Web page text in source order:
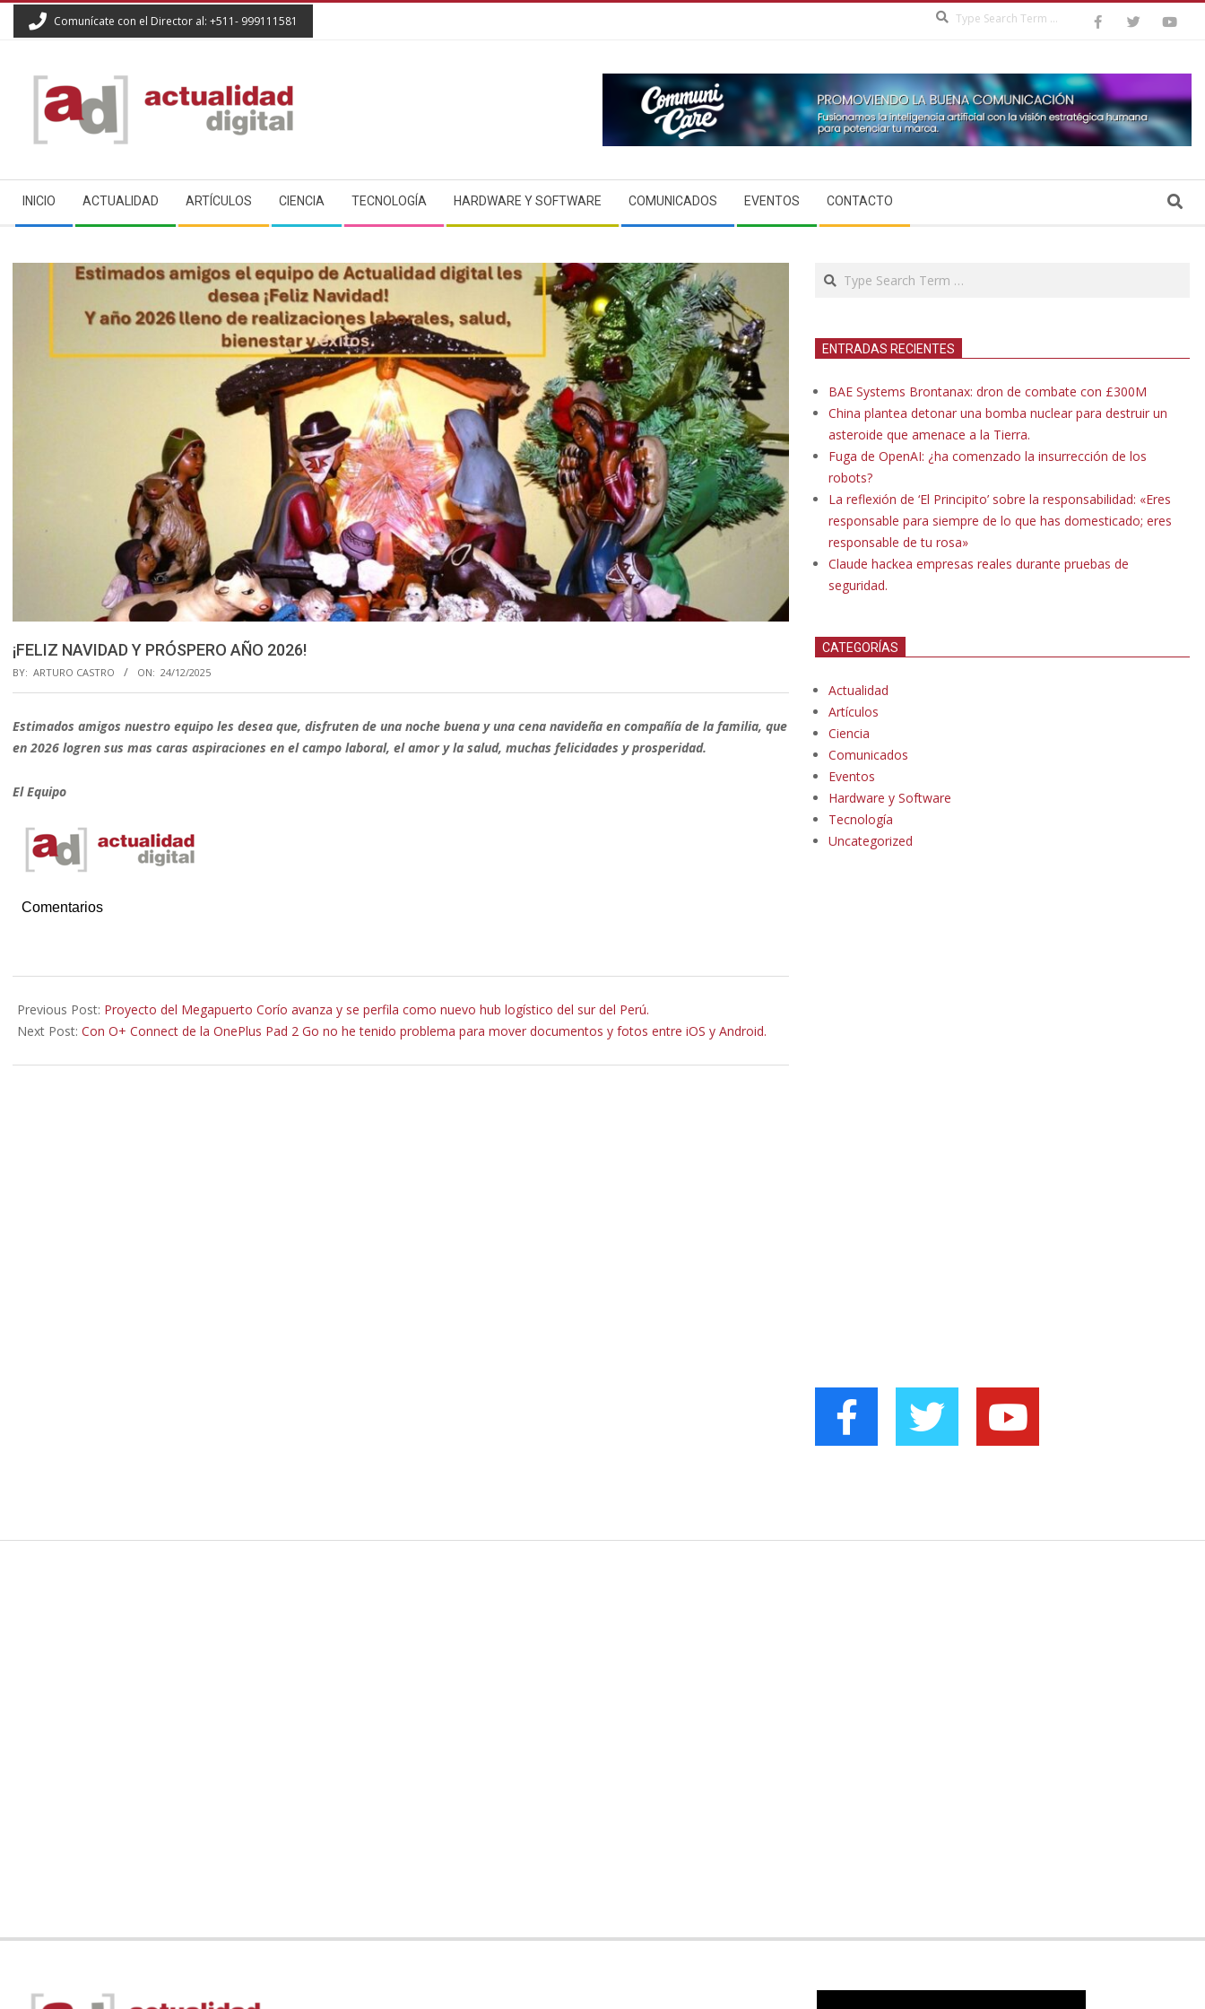
Comunícate con el Director al: +511- 999111581
ACTUALIDAD
DIGITAL
Navigation
Menu
INICIO ACTUALIDAD ARTÍCULOS CIENCIA TECNOLOGÍA HARDWARE Y SOFTWARE COMUNICADOS EVENTOS CONTACTO Search
¡FELIZ NAVIDAD Y PRÓSPERO AÑO 2026!
BY: ARTURO CASTRO ON: 24/12/2025
Estimados amigos nuestro equipo les desea que, disfruten de una noche buena y una cena navideña en compañía de la familia, que
en 2026 logren sus mas caras aspiraciones en el campo laboral, el amor y la salud, muchas felicidades y prosperidad.
El Equipo
Comentarios
12-
24
Previous Post: Proyecto del Megapuerto Corío avanza y se perfila como nuevo hub logístico del sur del Perú.
Next Post: Con O+ Connect de la OnePlus Pad 2 Go no he tenido problema para mover documentos y fotos entre iOS y Android.
Search
ENTRADAS RECIENTES
BAE Systems Brontanax: dron de combate con £300M
China plantea detonar una bomba nuclear para destruir un
asteroide que amenace a la Tierra.
Fuga de OpenAI: ¿ha comenzado la insurrección de los
robots?
La reflexión de ‘El Principito’ sobre la responsabilidad: «Eres
responsable para siempre de lo que has domesticado; eres
responsable de tu rosa»
Claude hackea empresas reales durante pruebas de
seguridad.
CATEGORÍAS
Actualidad
Artículos
Ciencia
Comunicados
Eventos
Hardware y Software
Tecnología
Uncategorized